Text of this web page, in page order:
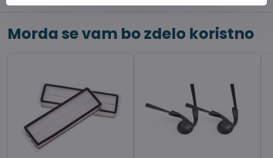
Morda se vam bo zdelo koristno